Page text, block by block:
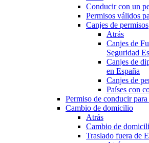
Conducir con un
Permisos válidos
Canjes de permisos
Atrás
Canjes de
Seguridad
Canjes de
en España
Canjes de
Países con
Permiso de conducir
Cambio de domicilio
Atrás
Cambio de
Traslado fuera de